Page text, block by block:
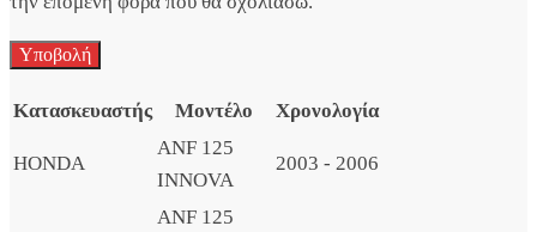
Κατασκευαστής Μοντέλο Χρονολογία
HONDA
ANF 125
INNOVA
2003 - 2006
ANF 125